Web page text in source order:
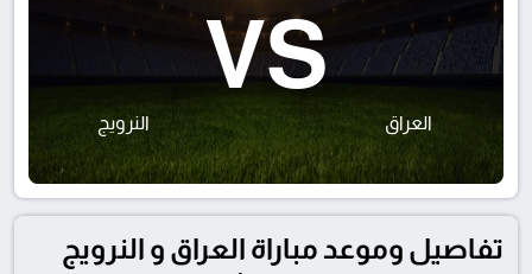
العراق
VS
النرويج
تفاصيل وموعد مباراة العراق و النرويج